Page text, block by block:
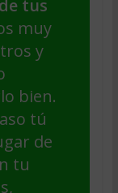
tus
muy
y
bien.
tú
de
tu